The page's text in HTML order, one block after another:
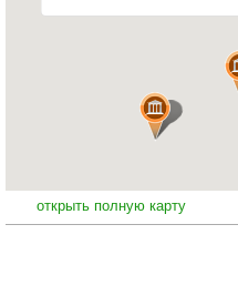
открыть полную карту